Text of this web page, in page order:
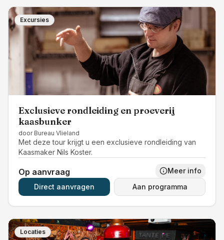
Excursies
Exclusieve rondleiding en proeverij
kaasbunker
door Bureau Vlieland
Met deze tour krijgt u een exclusieve rondleiding van
Kaasmaker Nils Koster.
Op aanvraag
Meer info
Direct aanvragen
Aan programma
Locaties